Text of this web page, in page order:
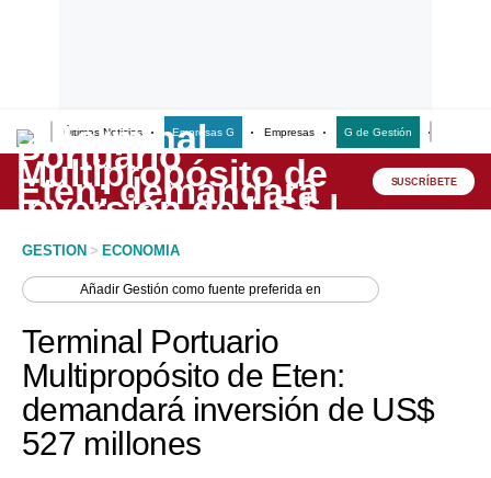
Últimas Noticias Empresas G Empresas G de Gestión
Lo último
Peru Quiosco
Economía
Mercados
Perú
SUSCRÍBETE
GESTION > ECONOMIA
AñadirGestión como fuente preferida en
Terminal Portuario
Multipropósito de Eten:
demandará inversión de US$
527 millones